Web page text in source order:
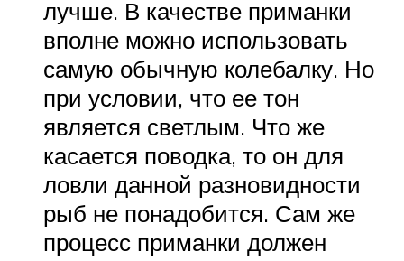
лучше. В качестве приманки
вполне можно использовать
самую обычную колебалку. Но
при условии, что ее тон
является светлым. Что же
касается поводка, то он для
ловли данной разновидности
рыб не понадобится. Сам же
процесс приманки должен